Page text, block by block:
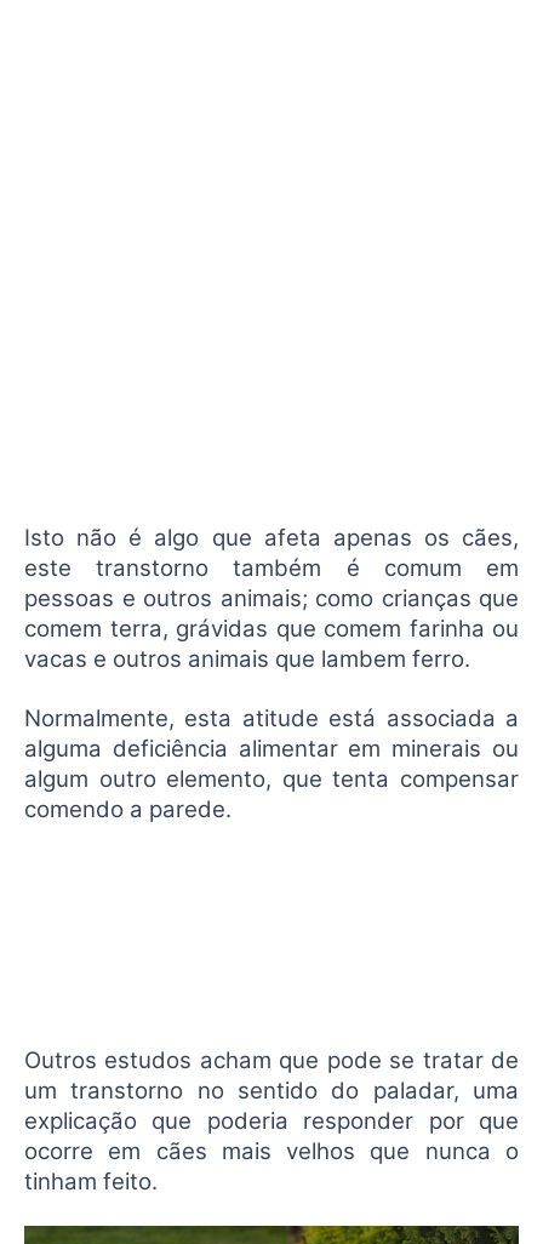
Isto não é algo que afeta apenas os cães,
este transtorno também é comum em
pessoas e outros animais; como crianças que
comem terra, grávidas que comem farinha ou
vacas e outros animais que lambem ferro.
Normalmente, esta atitude está associada a
alguma deficiência alimentar em minerais ou
algum outro elemento, que tenta compensar
comendo a parede.
Outros estudos acham que pode se tratar de
um transtorno no sentido do paladar, uma
explicação que poderia responder por que
ocorre em cães mais velhos que nunca o
tinham feito.